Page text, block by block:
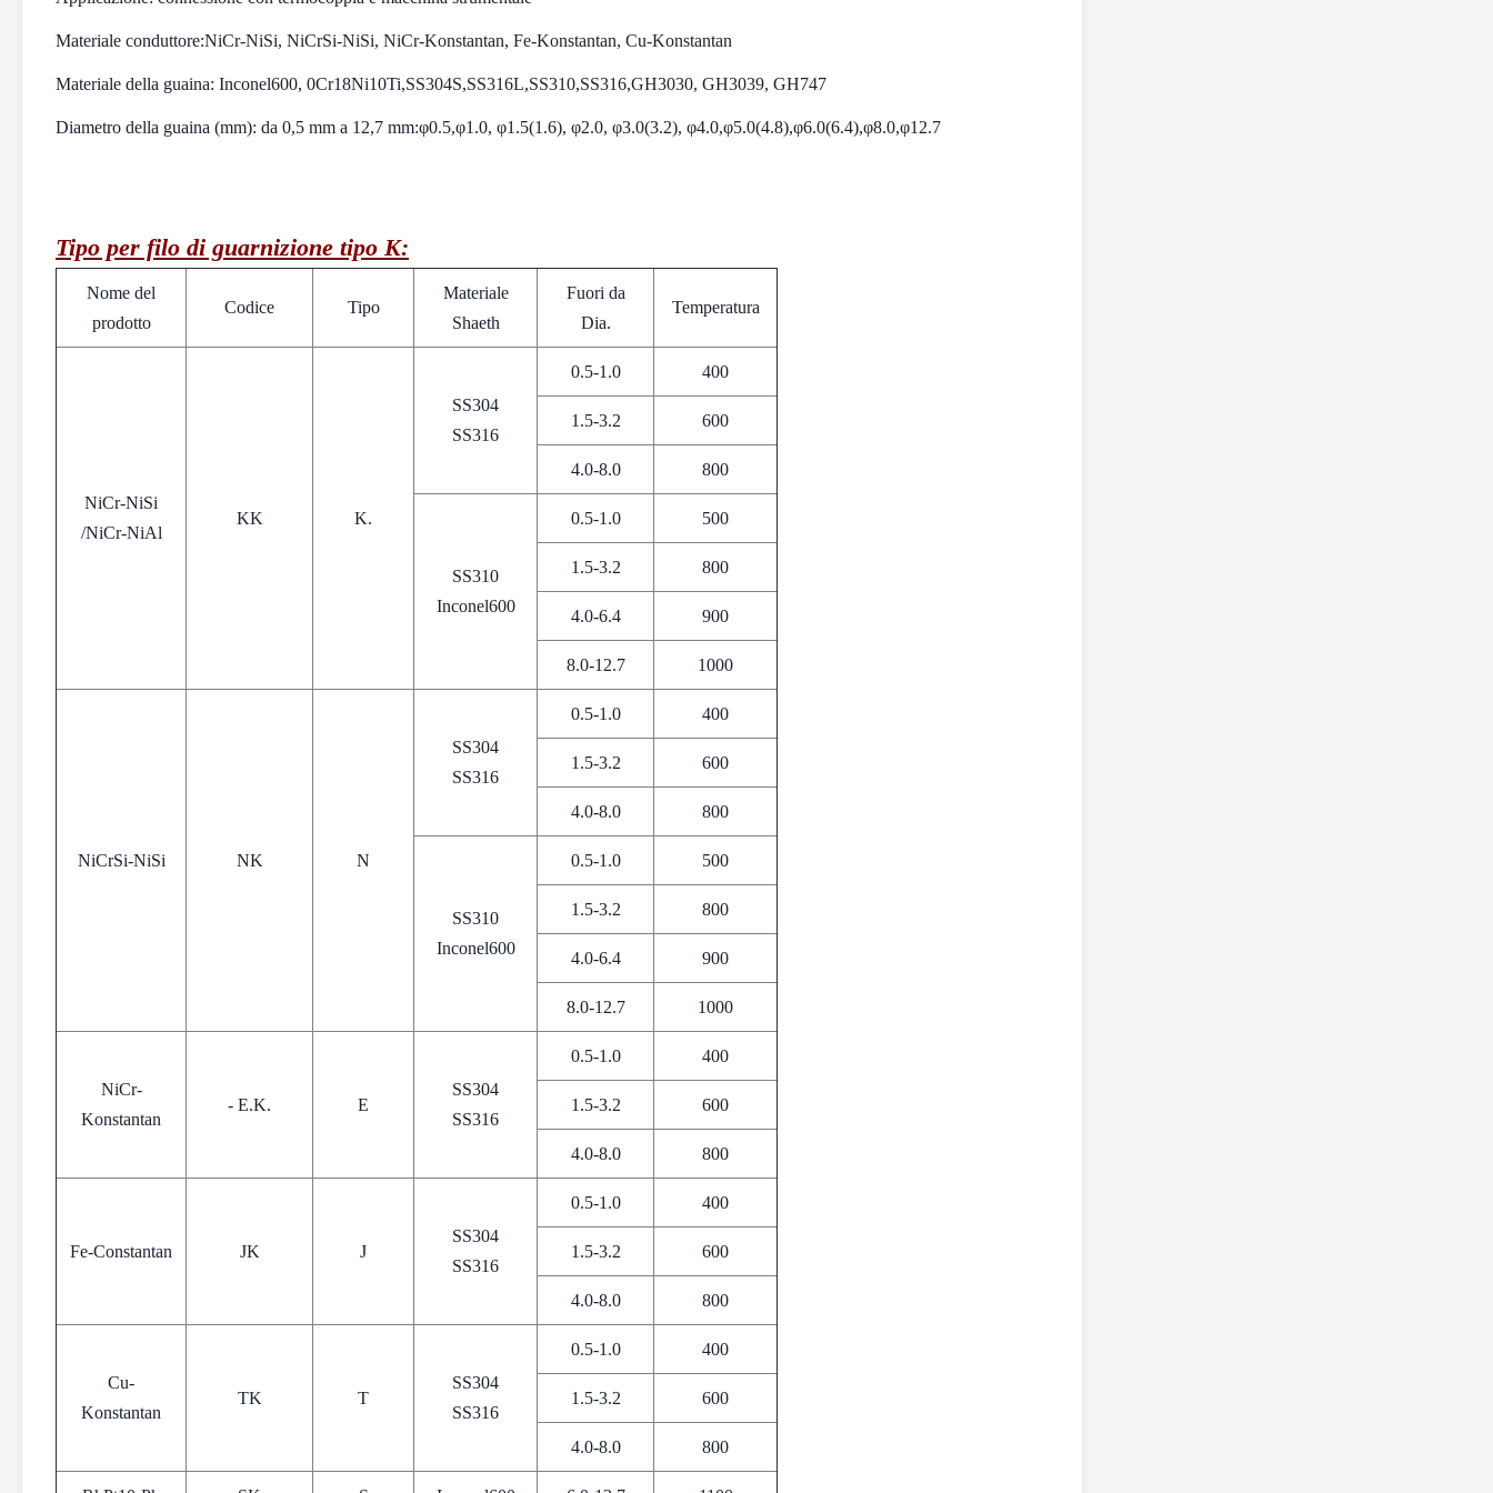
Materiale conduttore:NiCr-NiSi, NiCrSi-NiSi, NiCr-Konstantan, Fe-Konstantan, Cu-Konstantan
Materiale della guaina: Inconel600, 0Cr18Ni10Ti,SS304S,SS316L,SS310,SS316,GH3030, GH3039, GH747
Diametro della guaina (mm): da 0,5 mm a 12,7 mm:φ0.5,φ1.0, φ1.5(1.6), φ2.0, φ3.0(3.2), φ4.0,φ5.0(4.8),φ6.0(6.4),φ8.0,φ12.7
Tipo per filo di guarnizione tipo K:
Nome del
prodotto
Codice Tipo
Materiale
Shaeth
Fuori da
Dia.
Temperatura
NiCr-NiSi
/NiCr-NiAl
KK K.
SS304
SS316
0.5-1.0 400
1.5-3.2 600
4.0-8.0 800
SS310
Inconel600
0.5-1.0 500
1.5-3.2 800
4.0-6.4 900
8.0-12.7 1000
NiCrSi-NiSi NK N
SS304
SS316
0.5-1.0 400
1.5-3.2 600
4.0-8.0 800
SS310
Inconel600
0.5-1.0 500
1.5-3.2 800
4.0-6.4 900
8.0-12.7 1000
NiCr-
Konstantan
- E.K. E
SS304
SS316
0.5-1.0 400
1.5-3.2 600
4.0-8.0 800
Fe-Constantan JK J
SS304
SS316
0.5-1.0 400
1.5-3.2 600
4.0-8.0 800
Cu-
Konstantan
TK T
SS304
SS316
0.5-1.0 400
1.5-3.2 600
4.0-8.0 800